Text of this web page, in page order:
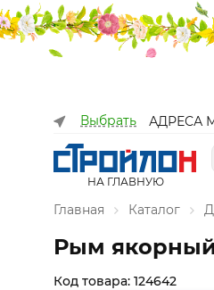
Выбрать АДРЕСА
НА ГЛАВНУЮ
Главная Каталог
Рым
Код товара: 124642